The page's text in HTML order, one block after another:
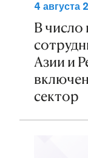
4 августа
В число
Азии и
сектор